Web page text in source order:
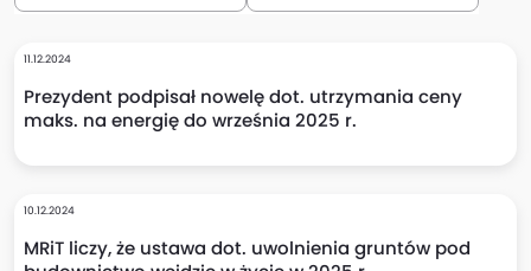
11.12.2024
Prezydent podpisał nowelę dot. utrzymania ceny
maks. na energię do września 2025 r.
10.12.2024
MRiT liczy, że ustawa dot. uwolnienia gruntów pod